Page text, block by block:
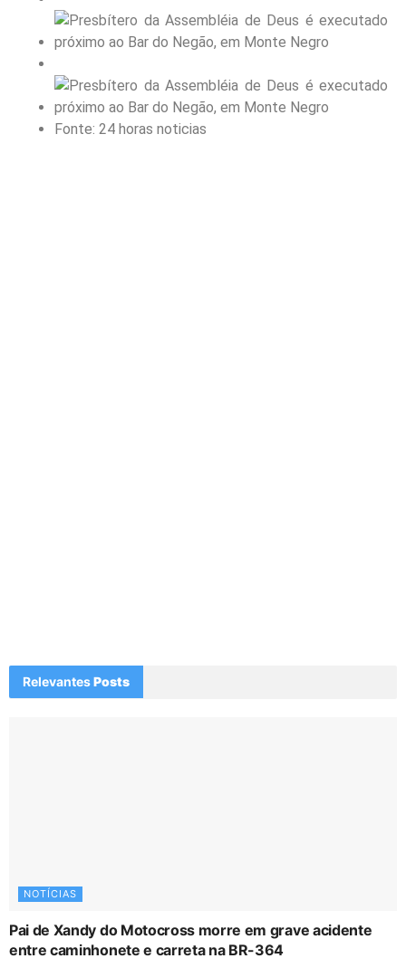
Fonte: 24 horas noticias
RelevantesPosts
NOTÍCIAS
Pai de Xandy do Motocross morre em grave acidente
entre caminhonete e carreta na BR-364